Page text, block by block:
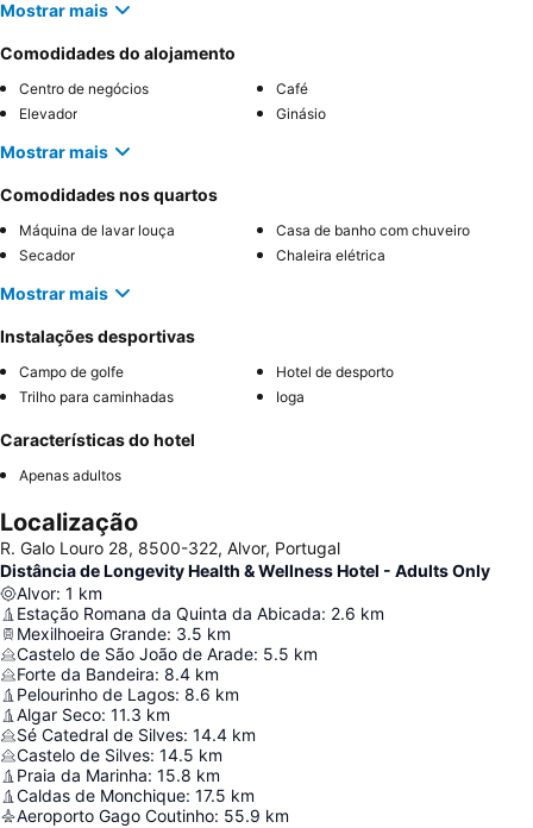
Mostrar mais
Comodidades do alojamento
Centro de negócios
Café
Elevador
Ginásio
Mostrar mais
Comodidades nos quartos
Máquina de lavar louça
Casa de banho com chuveiro
Secador
Chaleira elétrica
Mostrar mais
Instalações desportivas
Campo de golfe
Hotel de desporto
Trilho para caminhadas
Ioga
Características do hotel
Apenas adultos
Localização
R. Galo Louro 28, 8500-322, Alvor, Portugal
Distância de Longevity Health & Wellness Hotel - Adults Only
Alvor: 1 km
Estação Romana da Quinta da Abicada: 2.6 km
Mexilhoeira Grande: 3.5 km
Castelo de São João de Arade: 5.5 km
Forte da Bandeira: 8.4 km
Pelourinho de Lagos: 8.6 km
Algar Seco: 11.3 km
Sé Catedral de Silves: 14.4 km
Castelo de Silves: 14.5 km
Praia da Marinha: 15.8 km
Caldas de Monchique: 17.5 km
Aeroporto Gago Coutinho: 55.9 km